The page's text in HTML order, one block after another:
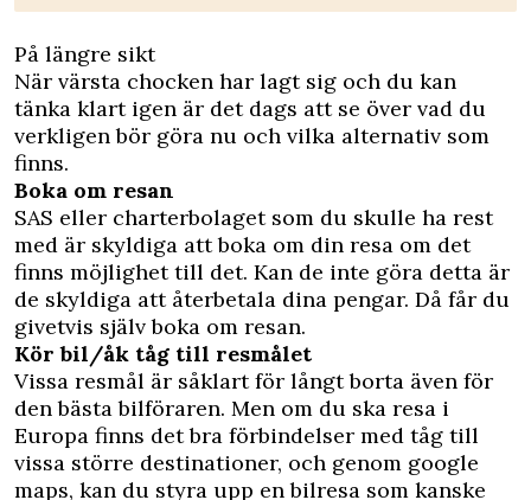
På längre sikt
När värsta chocken har lagt sig och du kan
tänka klart igen är det dags att se över vad du
verkligen bör göra nu och vilka alternativ som
finns.
Boka om resan
SAS eller charterbolaget som du skulle ha rest
med är skyldiga att boka om din resa om det
finns möjlighet till det. Kan de inte göra detta är
de skyldiga att återbetala dina pengar. Då får du
givetvis själv boka om resan.
Kör bil/åk tåg till resmålet
Vissa resmål är såklart för långt borta även för
den bästa bilföraren. Men om du ska resa i
Europa finns det bra förbindelser med tåg till
vissa större destinationer, och genom google
maps, kan du styra upp en bilresa som kanske